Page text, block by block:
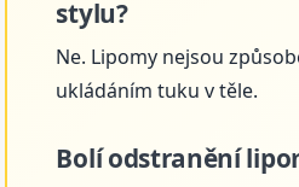
stylu?
Ne. Lipomy nejsou
ukládáním tuku v těle.
Bolí odstranění